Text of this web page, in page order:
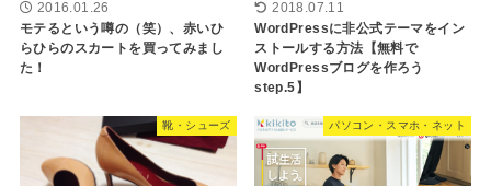
2016.01.26
モテるという噂の（笑）、赤いひ
らひらのスカートを買ってみまし
た！
2018.07.11
WordPressに非公式テーマをイン
ストールする方法【無料で
WordPressブログを作ろう
step.5】
靴・シューズ パソコン・スマホ・ネット